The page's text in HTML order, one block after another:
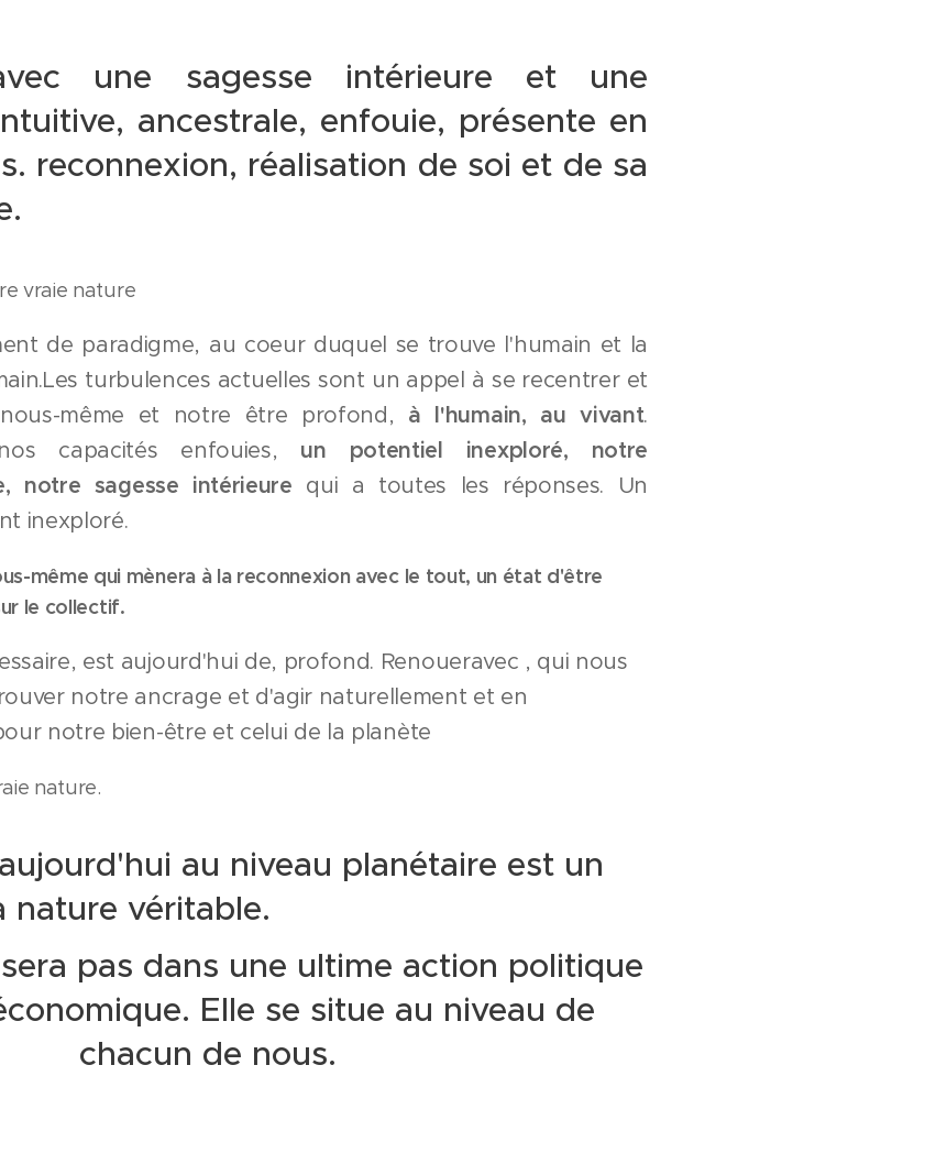
une sagesse intérieure et une
ancestrale, enfouie, présente en
reconnexion, réalisation de soi et de sa
vraie nature
de paradigme, au coeur duquel se trouve l'humain et la
Les turbulences actuelles sont un appel à se recentrer et
même et notre être profond, à l'humain, au vivant.
capacités enfouies, un potentiel inexploré, notre
notre sagesse intérieure qui a toutes les réponses. Un
inexploré.
même qui mènera à la reconnexion avec le tout, un état d'être
le collectif.
est aujourd'hui de, profond. Renoueravec , qui nous
notre ancrage et d'agir naturellement et en
notre bien-être et celui de la planète
nature.
au niveau planétaire est un
nature véritable.
pas dans une ultime action politique
Elle se situe au niveau de
chacun de nous.